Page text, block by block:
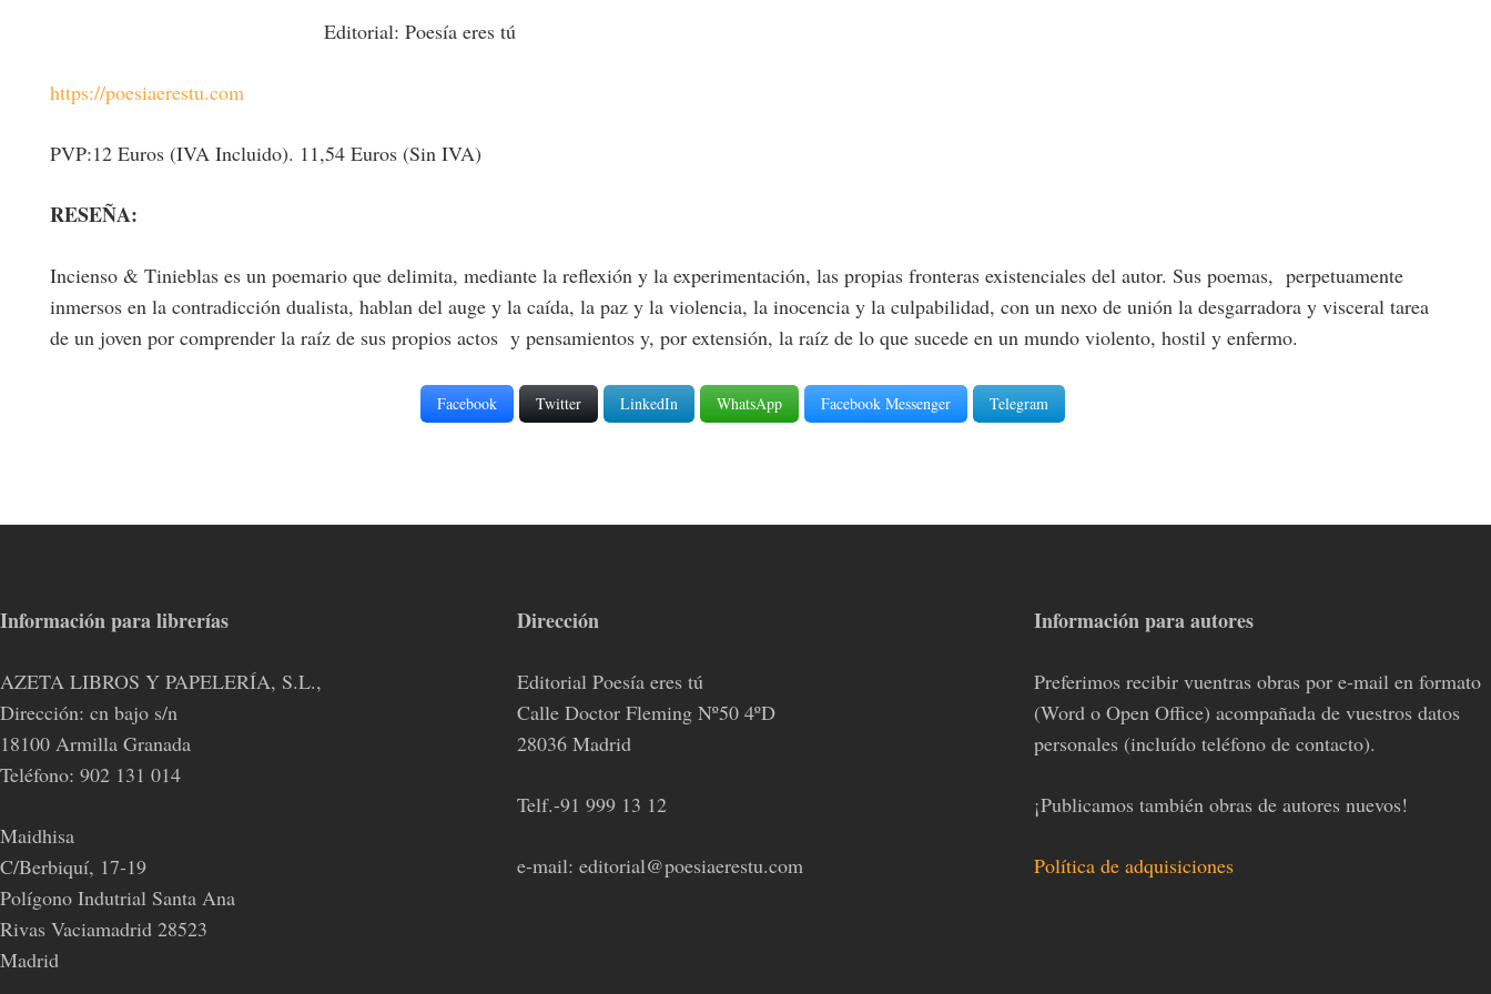
Editorial: Poesía eres tú
https://poesiaerestu.com
PVP:12 Euros (IVA Incluido). 11,54 Euros (Sin IVA)
RESEÑA:
Incienso & Tinieblas es un poemario que delimita, mediante la reflexión y la experimentación, las propias fronteras existenciales del autor. Sus poemas, perpetuamente
inmersos en la contradicción dualista, hablan del auge y la caída, la paz y la violencia, la inocencia y la culpabilidad, con un nexo de unión la desgarradora y visceral tarea
de un joven por comprender la raíz de sus propios actos y pensamientos y, por extensión, la raíz de lo que sucede en un mundo violento, hostil y enfermo.
Facebook Twitter LinkedIn WhatsApp Facebook Messenger Telegram
Información para librerías
AZETA LIBROS Y PAPELERÍA, S.L.,
Dirección: cn bajo s/n
18100 Armilla Granada
Teléfono: 902 131 014
Maidhisa
C/Berbiquí, 17-19
Polígono Indutrial Santa Ana
Rivas Vaciamadrid 28523
Madrid
Dirección
Editorial Poesía eres tú
Calle Doctor Fleming Nº50 4ºD
28036 Madrid
Telf.-91 999 13 12
e-mail: editorial@poesiaerestu.com
Información para autores
Preferimos recibir vuentras obras por e-mail en formato
(Word o Open Office) acompañada de vuestros datos
personales (incluído teléfono de contacto).
¡Publicamos también obras de autores nuevos!
Política de adquisiciones